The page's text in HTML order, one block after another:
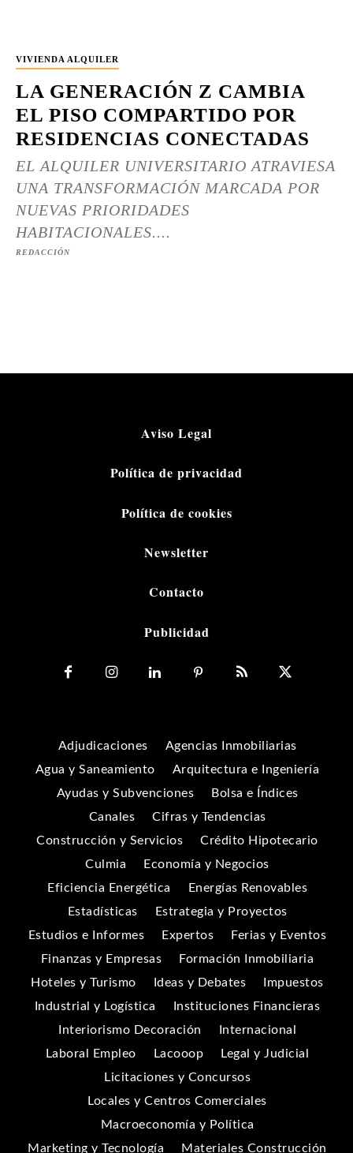
VIVIENDA ALQUILER
LA GENERACIÓN Z CAMBIA
EL PISO COMPARTIDO POR
RESIDENCIAS CONECTADAS
EL ALQUILER UNIVERSITARIO ATRAVIESA
UNA TRANSFORMACIÓN MARCADA POR
NUEVAS PRIORIDADES
HABITACIONALES....
REDACCIÓN
Aviso Legal
Política de privacidad
Política de cookies
Newsletter
Contacto
Publicidad
Adjudicaciones
Agencias Inmobiliarias
Agua y Saneamiento
Arquitectura e Ingeniería
Ayudas y Subvenciones
Bolsa e Índices
Canales
Cifras y Tendencias
Construcción y Servicios
Crédito Hipotecario
Culmia
Economía y Negocios
Eficiencia Energética
Energías Renovables
Estadísticas
Estrategia y Proyectos
Estudios e Informes
Expertos
Ferias y Eventos
Finanzas y Empresas
Formación Inmobiliaria
Hoteles y Turismo
Ideas y Debates
Impuestos
Industrial y Logística
Instituciones Financieras
Interiorismo Decoración
Internacional
Laboral Empleo
Lacooop
Legal y Judicial
Licitaciones y Concursos
Locales y Centros Comerciales
Macroeconomía y Política
Marketing y Tecnología
Materiales Construcción